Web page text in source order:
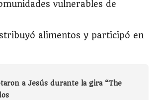
vulnerables de
alimentos y participó en
a Jesús durante la gira “The